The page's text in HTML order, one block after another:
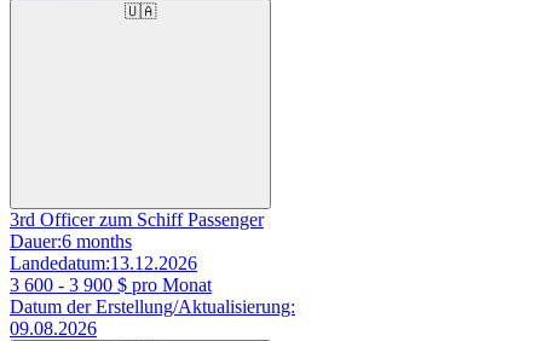
🇺🇦
3rd Officer zum Schiff Passenger
Dauer:6 months
Landedatum:13.12.2026
3 600 - 3 900 $ pro Monat
Datum der Erstellung/Aktualisierung:
09.08.2026